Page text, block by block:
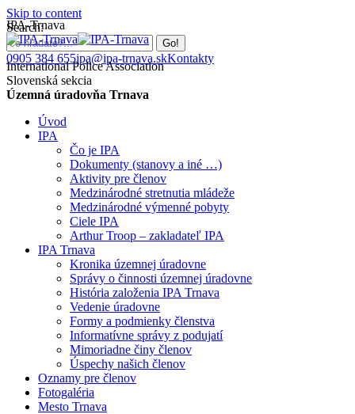
Skip to content
Search:
0905 384 655ipa@ipa-trnava.skKontakty
IPA-Trnava
International Police Association
Slovenská sekcia
Územná úradovňa Trnava
Úvod
IPA
Čo je IPA
Dokumenty (stanovy a iné …)
Aktivity pre členov
Medzinárodné stretnutia mládeže
Medzinárodné výmenné pobyty
Ciele IPA
Arthur Troop – zakladateľ IPA
IPA Trnava
Kronika územnej úradovne
Správy o činnosti územnej úradovne
História založenia IPA Trnava
Vedenie úradovne
Formy a podmienky členstva
Informatívne správy z podujatí
Mimoriadne činy členov
Úspechy našich členov
Oznamy pre členov
Fotogaléria
Mesto Trnava